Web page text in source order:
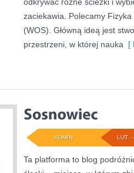
zaciekawia. Polecamy
(WOS). Główną ideą jest
przestrzeni, w której nauka [
LUT -
ADMIN
Ta platforma to blog